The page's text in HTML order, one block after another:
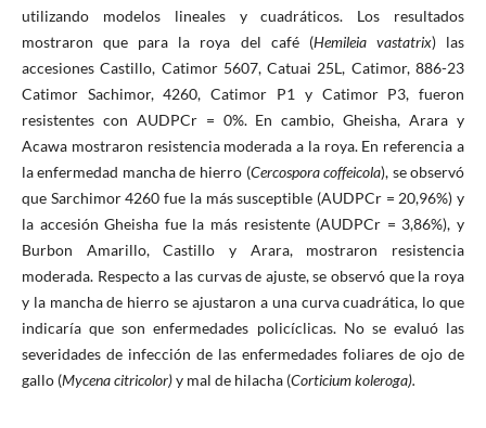
utilizando modelos lineales y cuadráticos. Los resultados
mostraron que para la roya del café (Hemileia vastatrix) las
accesiones Castillo, Catimor 5607, Catuai 25L, Catimor, 886-23
Catimor Sachimor, 4260, Catimor P1 y Catimor P3, fueron
resistentes con AUDPCr = 0%. En cambio, Gheisha, Arara y
Acawa mostraron resistencia moderada a la roya. En referencia a
la enfermedad mancha de hierro (Cercospora coffeicola), se observó
que Sarchimor 4260 fue la más susceptible (AUDPCr = 20,96%) y
la accesión Gheisha fue la más resistente (AUDPCr = 3,86%), y
Burbon Amarillo, Castillo y Arara, mostraron resistencia
moderada. Respecto a las curvas de ajuste, se observó que la roya
y la mancha de hierro se ajustaron a una curva cuadrática, lo que
indicaría que son enfermedades policíclicas. No se evaluó las
severidades de infección de las enfermedades foliares de ojo de
gallo (Mycena citricolor)y mal de hilacha (Corticium koleroga).